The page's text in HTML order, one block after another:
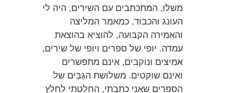
משלו, המתכתבים עם השירים, היה לי
העונג והכבוד, כמאמר המליצה
והאמירה הקבועה, להוציא בהוצאת
עמדה. יופי של ספרים ויופי של שירים,
אמיצים ונוקבים, אינם מתפשרים
ואינם שוקטים. משלושת הגַבִּים של
הספרים שאני כתבתי, החלטתי לחלץ